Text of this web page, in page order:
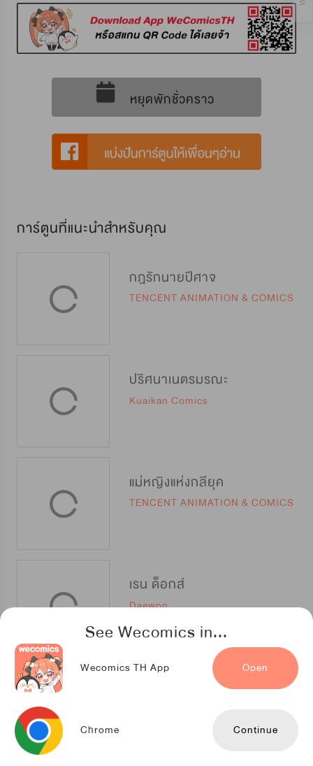
See Wecomics in...
Wecomics TH App Open
Chrome Continue
หยุดพักชั่วคราว
การ์ตูนที่แนะนำสำหรับคุณ
กฎรักนายปีศาจ
TENCENT ANIMATION & COMICS
ปริศนาเนตรมรณะ
Kuaikan Comics
แม่หญิงแห่งกลียุค
TENCENT ANIMATION & COMICS
เรน ด็อกส์
Daewon
ตราบสิ้นชีวาวาย